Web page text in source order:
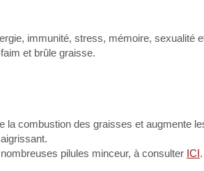
immunité, stress, mémoire, sexualité
et brûle graisse.
combustion des graisses et augmente
pilules minceur, à consulter ICI.